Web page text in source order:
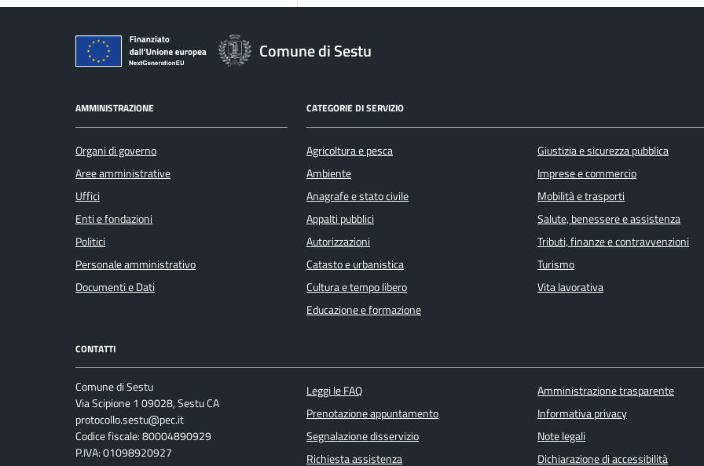
Comune di Sestu
AMMINISTRAZIONE
Organi di governo
Aree amministrative
Uffici
Enti e fondazioni
Politici
Personale amministrativo
Documenti e Dati
CATEGORIE DI SERVIZIO
Agricoltura e pesca
Ambiente
Anagrafe e stato civile
Appalti pubblici
Autorizzazioni
Catasto e urbanistica
Cultura e tempo libero
Educazione e formazione
Giustizia e sicurezza pubblica
Imprese e commercio
Mobilità e trasporti
Salute, benessere e assistenza
Tributi, finanze e contravvenzioni
Turismo
Vita lavorativa
CONTATTI
Comune di Sestu
Via Scipione 1 09028, Sestu CA
protocollo.sestu@pec.it
Codice fiscale: 80004890929
P.IVA: 01098920927
Leggi le FAQ
Prenotazione appuntamento
Segnalazione disservizio
Richiesta assistenza
Amministrazione trasparente
Informativa privacy
Note legali
Dichiarazione di accessibilità